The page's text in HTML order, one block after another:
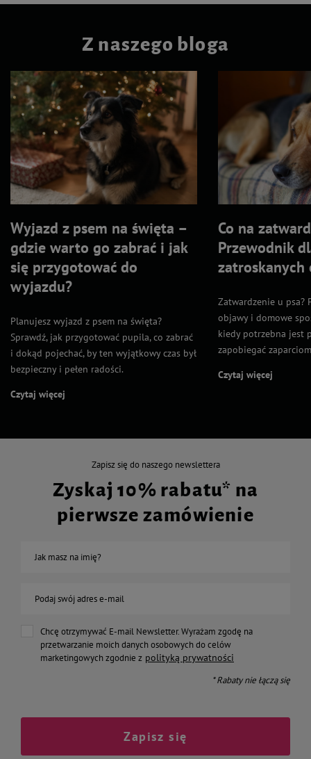
Z naszego bloga
Wyjazd z psem na święta –
gdzie warto go zabrać i jak
się przygotować do
wyjazdu?
Planujesz wyjazd z psem na święta?
Sprawdź, jak przygotować pupila, co zabrać
i dokąd pojechać, by ten wyjątkowy czas był
bezpieczny i pełen radości.
Czytaj więcej
Co na
Przewodnik
zatroskanych
Zatwardzenie u psa?
objawy i domowe
kiedy potrzebna jest
zapobiegać
Czytaj więcej
Zapisz się do naszego newslettera
Zyskaj 10% rabatu* na
pierwsze zamówienie
Jak masz na imię?
Podaj swój adres e-mail
Chcę otrzymywać E-mail Newsletter. Wyrażam zgodę na
przetwarzanie moich danych osobowych do celów
marketingowych zgodnie z polityką prywatności
* Rabaty nie łączą się
Zapisz się